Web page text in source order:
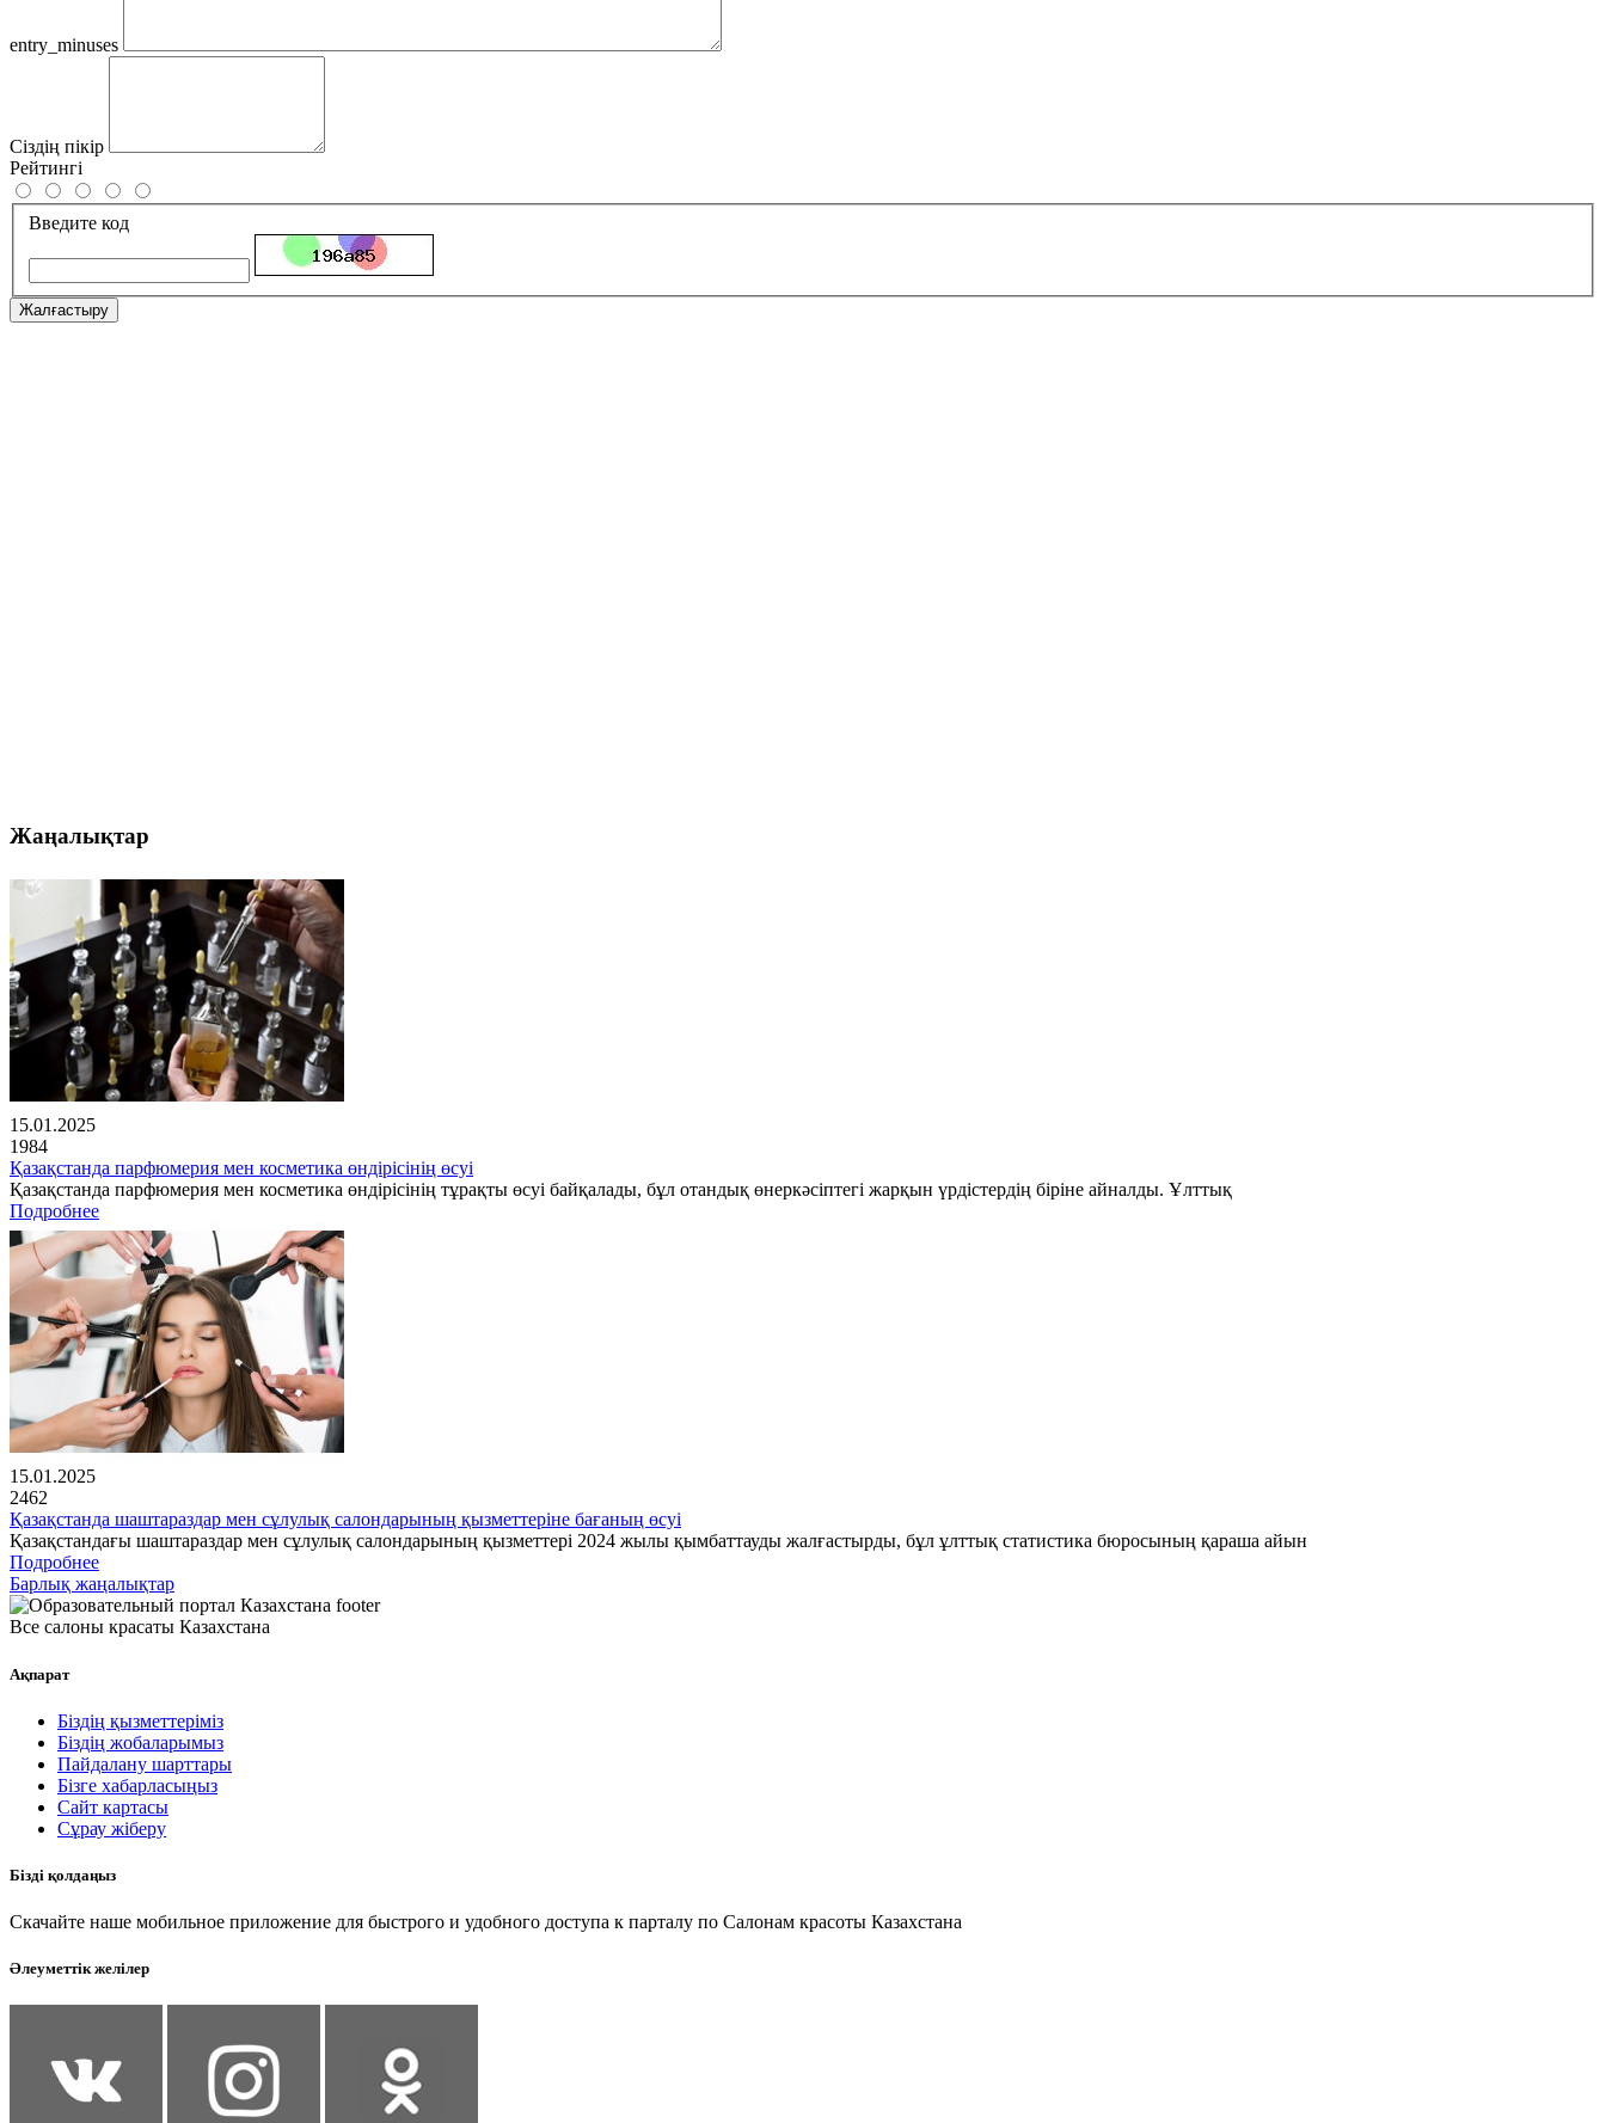
entry_minuses
Сіздің пікір
Рейтингі
Введите код
Жалғастыру
Жаңалықтар
15.01.2025
1984
Қазақстанда парфюмерия мен косметика өндірісінің өсуі
Қазақстанда парфюмерия мен косметика өндірісінің тұрақты өсуі байқалады, бұл отандық өнеркәсіптегі жарқын үрдістердің біріне айналды. Ұлттық
Подробнее
15.01.2025
2462
Қазақстанда шаштараздар мен сұлулық салондарының қызметтеріне бағаның өсуі
Қазақстандағы шаштараздар мен сұлулық салондарының қызметтері 2024 жылы қымбаттауды жалғастырды, бұл ұлттық статистика бюросының қараша айын
Подробнее
Барлық жаңалықтар
Все салоны красаты Казахстана
Ақпарат
Біздің қызметтеріміз
Біздің жобаларымыз
Пайдалану шарттары
Бізге хабарласыңыз
Сайт картасы
Сұрау жіберу
Бізді қолдаңыз
Скачайте наше мобильное приложение для быстрого и удобного доступа к парталу по Салонам красоты Казахстана
Әлеуметтік желілер